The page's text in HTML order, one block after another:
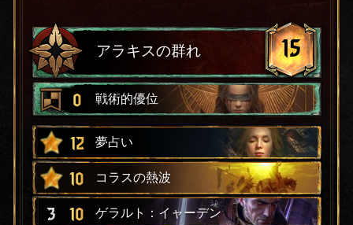
アラキスの群れ 15
0 戦術的優位
12 夢占い
10 コラスの熱波
3 10 ゲラルト：イャーデン